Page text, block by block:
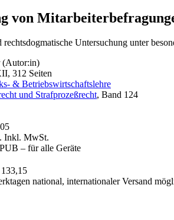
von
rechtsdogmatische Untersuchung unter
(Autor:in)
312 Seiten
& Betriebswirtschaftslehre
und Strafprozeßrecht, Band 124
Inkl. MwSt.
– für alle Geräte
national, internationaler Versand